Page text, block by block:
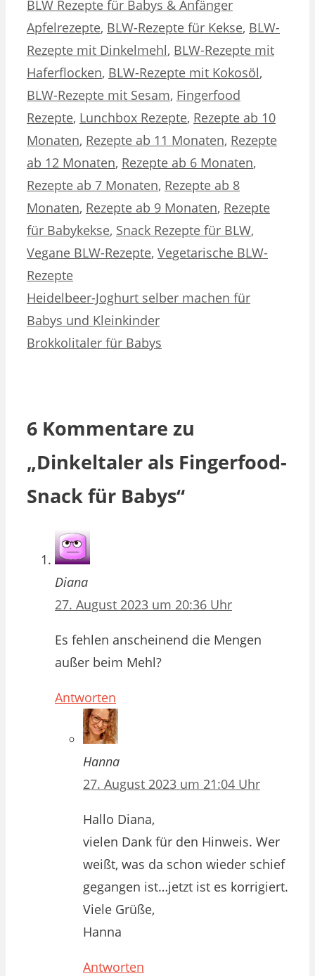
Kategorien
BLW Rezepte für Babys & AnfängerSchlagwörter
Apfelrezepte, BLW-Rezepte für Kekse, BLW-
Rezepte mit Dinkelmehl, BLW-Rezepte mit
Haferflocken, BLW-Rezepte mit Kokosöl,
BLW-Rezepte mit Sesam, Fingerfood
Rezepte, Lunchbox Rezepte, Rezepte ab 10
Monaten, Rezepte ab 11 Monaten, Rezepte
ab 12 Monaten, Rezepte ab 6 Monaten,
Rezepte ab 7 Monaten, Rezepte ab 8
Monaten, Rezepte ab 9 Monaten, Rezepte
für Babykekse, Snack Rezepte für BLW,
Vegane BLW-Rezepte, Vegetarische BLW-
Rezepte
Heidelbeer-Joghurt selber machen für
Babys und Kleinkinder
Brokkolitaler für Babys
6 Kommentare zu
„Dinkeltaler als Fingerfood-
Snack für Babys“
Diana
27. August 2023 um 20:36 Uhr
Es fehlen anscheinend die Mengen
außer beim Mehl?
Antworten
Hanna
27. August 2023 um 21:04 Uhr
Hallo Diana,
vielen Dank für den Hinweis. Wer
weißt, was da schon wieder schief
gegangen ist…jetzt ist es korrigiert.
Viele Grüße,
Hanna
Antworten